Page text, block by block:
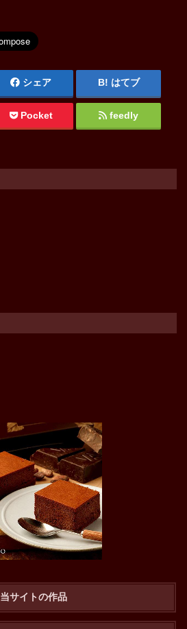
シェア はてブ
Pocket feedly
当サイトの作品